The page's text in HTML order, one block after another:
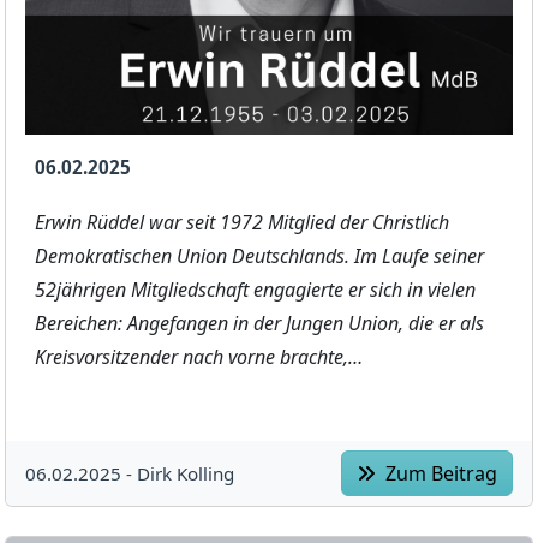
06.02.2025
Erwin Rüddel war seit 1972 Mitglied der Christlich
Demokratischen Union Deutschlands. Im Laufe seiner
52jährigen Mitgliedschaft engagierte er sich in vielen
Bereichen: Angefangen in der Jungen Union, die er als
Kreisvorsitzender nach vorne brachte,…
06.02.2025 - Dirk Kolling Zum Beitrag